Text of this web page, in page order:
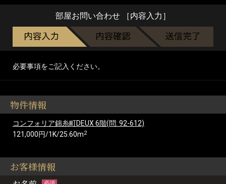
部屋お問い合わせ ［内容入力］
必要事項をご記入ください。
物件情報
コンフォリア錦糸町DEUX 6階(問: 92-612)
121,000円/1K/25.60m2
お客様情報